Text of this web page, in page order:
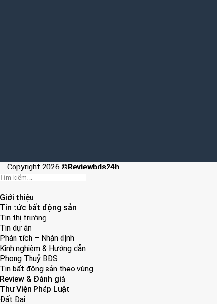
Copyright 2026 ©Reviewbds24h
Giới thiệu
Tin tức bất động sản
Tin thị trường
Tin dự án
Phân tích – Nhận định
Kinh nghiệm & Hướng dẫn
Phong Thuỷ BĐS
Tin bất động sản theo vùng
Review & Đánh giá
Thư Viện Pháp Luật
Đất Đai